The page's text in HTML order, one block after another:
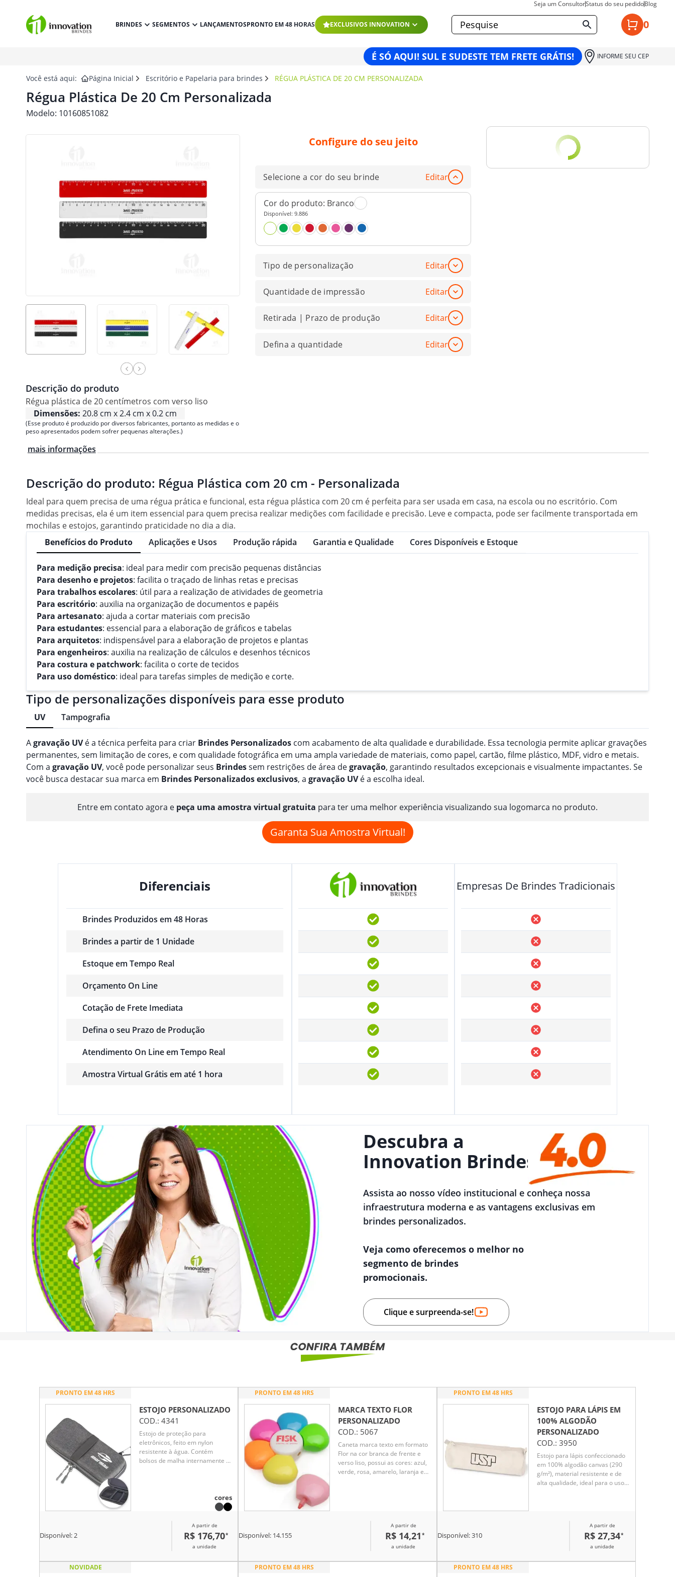
Seja um ConsultorStatus do seu pedidoBlog
BRINDES SEGMENTOS LANÇAMENTOSPRONTO EM 48 HORAS EXCLUSIVOS INNOVATION 0
É SÓ AQUI! SUL E SUDESTE TEM FRETE GRÁTIS! INFORME SEU CEP
Você está aqui: Página Inicial Escritório e Papelaria para brindes RÉGUA PLÁSTICA DE 20 CM PERSONALIZADA
Régua Plástica De 20 Cm Personalizada
Modelo: 10160851082
Descrição do produto
Régua plástica de 20 centímetros com verso liso
Dimensões: 20.8 cm x 2.4 cm x 0.2 cm
(Esse produto é produzido por diversos fabricantes, portanto as medidas e o
peso apresentados podem sofrer pequenas alterações.)
Configure do seu jeito
Selecione a cor do seu brinde Editar
Cor do produto: Branco
Disponível: 9.886
Tipo de personalização Editar
Quantidade de impressão Editar
Retirada | Prazo de produção Editar
Defina a quantidade Editar
mais informações
Descrição do produto: Régua Plástica com 20 cm - Personalizada
Ideal para quem precisa de uma régua prática e funcional, esta régua plástica com 20 cm é perfeita para ser usada em casa, na escola ou no escritório. Com
medidas precisas, ela é um item essencial para quem precisa realizar medições com facilidade e precisão. Leve e compacta, pode ser facilmente transportada em
mochilas e estojos, garantindo praticidade no dia a dia.
Benefícios do Produto
Aplicações e Usos Produção rápida Garantia e Qualidade Cores Disponíveis e Estoque
Para medição precisa: ideal para medir com precisão pequenas distâncias
Para desenho e projetos: facilita o traçado de linhas retas e precisas
Para trabalhos escolares: útil para a realização de atividades de geometria
Para escritório: auxilia na organização de documentos e papéis
Para artesanato: ajuda a cortar materiais com precisão
Para estudantes: essencial para a elaboração de gráficos e tabelas
Para arquitetos: indispensável para a elaboração de projetos e plantas
Para engenheiros: auxilia na realização de cálculos e desenhos técnicos
Para costura e patchwork: facilita o corte de tecidos
Para uso doméstico: ideal para tarefas simples de medição e corte.
Tipo de personalizações disponíveis para esse produto
UV Tampografia
Agravação UVé a técnica perfeita para criar Brindes Personalizados com acabamento de alta qualidade e durabilidade. Essa tecnologia permite aplicar gravações
permanentes, sem limitação de cores, e com qualidade fotográfica em uma ampla variedade de materiais, como papel, cartão, filme plástico, MDF, vidro e metais.
Com a gravação UV, você pode personalizar seus Brindessem restrições de área degravação, garantindo resultados excepcionais e visualmente impactantes. Se
você busca destacar sua marca em Brindes Personalizadosexclusivos, a gravação UVé a escolha ideal.
Entre em contato agora e peça uma amostra virtual gratuita para ter uma melhor experiência visualizando sua logomarca no produto.
Garanta Sua Amostra Virtual!
Diferenciais
Brindes Produzidos em 48 Horas
Brindes a partir de 1 Unidade
Estoque em Tempo Real
Orçamento On Line
Cotação de Frete Imediata
Defina o seu Prazo de Produção
Atendimento On Line em Tempo Real
Amostra Virtual Grátis em até 1 hora
Empresas De Brindes Tradicionais
Descubra a
Innovation Brindes
Assista ao nosso vídeo institucional e conheça nossa
infraestrutura moderna e as vantagens exclusivas em
brindes personalizados.
Veja como oferecemos o melhor no
segmento de brindes
promocionais.
Clique e surpreenda-se!
PRONTO EM 48 HRS
ESTOJO PERSONALIZADO
COD.: 4341
Estojo de proteção para
eletrônicos, feito em nylon
resistente à água. Contém
bolsos de malha internamente e
cores
Disponível:2
A partir de
R$ 176,70*
a unidade
PRONTO EM 48 HRS
MARCA TEXTO FLOR
PERSONALIZADO
COD.: 5067
Caneta marca texto em formato
Flor na cor branca de frente e
verso liso, possui as cores: azul,
verde, rosa, amarelo, laranja e
Disponível: 14.155
A partir de
R$ 14,21 *
a unidade
PRONTO EM 48 HRS
ESTOJO PARA LÁPIS EM
100% ALGODÃO
PERSONALIZADO
COD.: 3950
Estojo para lápis confeccionado
em 100% algodão canvas (290
g/m²), material resistente e de
alta qualidade, ideal para o uso
organizados e protegidos. Seu
design simples e funcional
facilita o transporte em mochilas
brinde corporativo, unindo
Disponível:310
A partir de
R$ 27,34*
a unidade
NOVIDADE PRONTO EM 48 HRS PRONTO EM 48 HRS